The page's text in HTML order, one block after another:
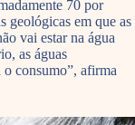
70 por
geológicas em que as
vai estar na água
as águas
o consumo”, afirma